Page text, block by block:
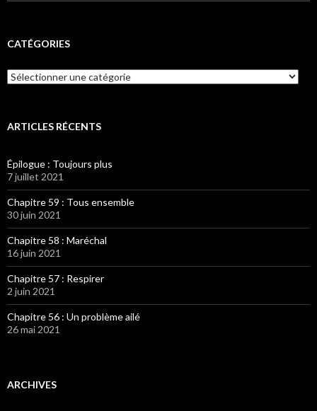
CATÉGORIES
Catégories
ARTICLES RÉCENTS
Épilogue : Toujours plus
7 juillet 2021
Chapitre 59 : Tous ensemble
30 juin 2021
Chapitre 58 : Maréchal
16 juin 2021
Chapitre 57 : Respirer
2 juin 2021
Chapitre 56 : Un problème ailé
26 mai 2021
ARCHIVES